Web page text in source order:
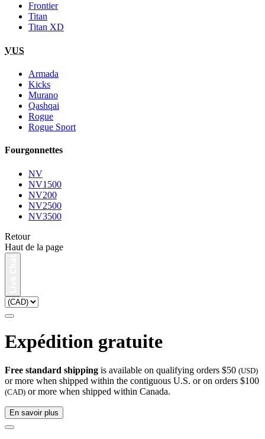
Frontier
Titan
Titan XD
VUS
Armada
Kicks
Murano
Qashqai
Rogue
Rogue Sport
Fourgonnettes
NV
NV1500
NV200
NV2500
NV3500
Retour
Haut de la page
Expédition gratuite
Free standard shipping is available on qualifying orders $50 (USD)
or more when shipped within the contiguous U.S. or on orders $100
(CAD) or more when shipped within Canada.
En savoir plus